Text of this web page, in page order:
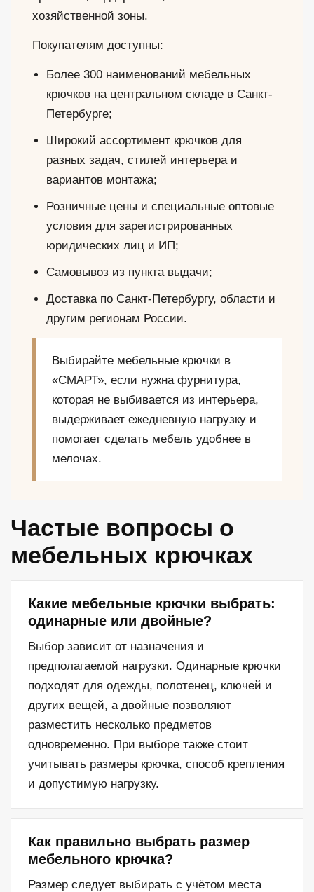
хозяйственной зоны.
Покупателям доступны:
Более 300 наименований мебельных
крючков на центральном складе в Санкт-
Петербурге;
Широкий ассортимент крючков для
разных задач, стилей интерьера и
вариантов монтажа;
Розничные цены и специальные оптовые
условия для зарегистрированных
юридических лиц и ИП;
Самовывоз из пункта выдачи;
Доставка по Санкт-Петербургу, области и
другим регионам России.
Выбирайте мебельные крючки в
«СМАРТ», если нужна фурнитура,
которая не выбивается из интерьера,
выдерживает ежедневную нагрузку и
помогает сделать мебель удобнее в
мелочах.
Частые вопросы о
мебельных крючках
Какие мебельные крючки выбрать:
одинарные или двойные?
Выбор зависит от назначения и
предполагаемой нагрузки. Одинарные крючки
подходят для одежды, полотенец, ключей и
других вещей, а двойные позволяют
разместить несколько предметов
одновременно. При выборе также стоит
учитывать размеры крючка, способ крепления
и допустимую нагрузку.
Как правильно выбрать размер
мебельного крючка?
Размер следует выбирать с учётом места